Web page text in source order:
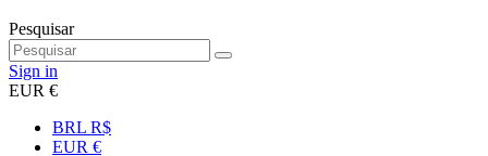
Pesquisar
Sign in
EUR €
BRL R$
EUR €